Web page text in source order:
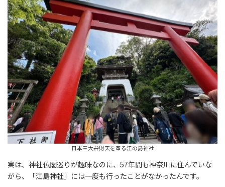
日本三大弁財天を奉る江の島神社
実は、神社仏閣巡りが趣味なのに、57年間も神奈川に住んでいな
がら、「江島神社」には一度も行ったことがなかったんです。